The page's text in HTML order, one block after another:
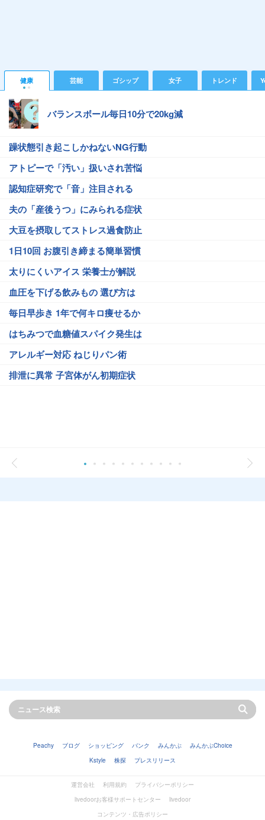
健康 芸能 ゴシップ 女子 トレンド
バランスボール毎日10分で20kg減
躁状態引き起こしかねないNG行動
アトピーで「汚い」扱いされ苦悩
認知症研究で「音」注目される
夫の「産後うつ」にみられる症状
大豆を摂取してストレス過食防止
1日10回 お腹引き締まる簡単習慣
太りにくいアイス 栄養士が解説
血圧を下げる飲みもの 選び方は
毎日早歩き 1年で何キロ痩せるか
はちみつで血糖値スパイク発生は
アレルギー対応 ねじりパン術
排泄に異常 子宮体がん初期症状
Peachy ブログ ショッピング バンク みんかぶ
みんかぶChoice
Kstyle
株探 プレスリリース
運営会社 利用規約
プライバシーポリシー
livedoorお客様サポートセンター
livedoor
コンテンツ・広告ポリシー